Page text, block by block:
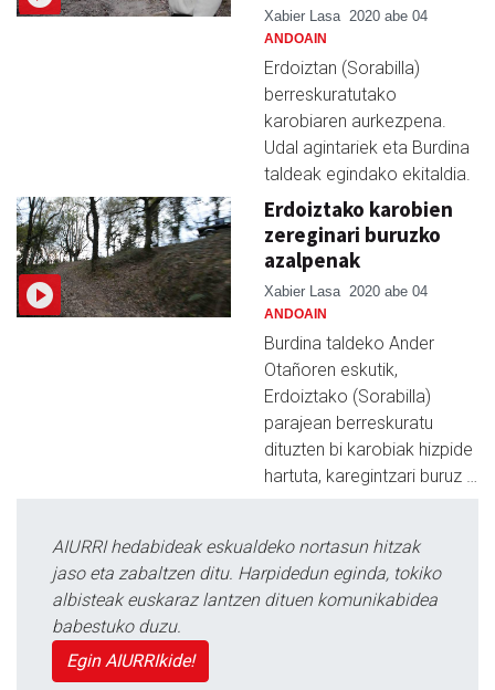
Xabier Lasa 2020 abe 04
ANDOAIN
Erdoiztan (Sorabilla)
berreskuratutako
karobiaren aurkezpena.
Udal agintariek eta Burdina
taldeak egindako ekitaldia.
Erdoiztako karobien
zereginari buruzko
azalpenak
Xabier Lasa 2020 abe 04
ANDOAIN
Burdina taldeko Ander
Otañoren eskutik,
Erdoiztako (Sorabilla)
parajean berreskuratu
dituzten bi karobiak hizpide
hartuta, karegintzari buruz …
AIURRI hedabideak eskualdeko nortasun hitzak
jaso eta zabaltzen ditu. Harpidedun eginda, tokiko
albisteak euskaraz lantzen dituen komunikabidea
babestuko duzu.
Egin AIURRIkide!